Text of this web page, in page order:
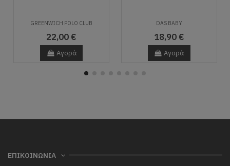
GREENWICH POLO CLUB
22,00 €
Αγορά
DAS BABY
18,90 €
Αγορά
ΕΠΙΚΟΙΝΩΝΙΑ